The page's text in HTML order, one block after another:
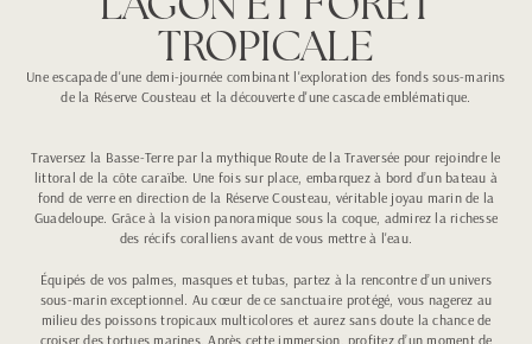
TROPICALE
Une escapade d'une demi-journée combinant l'exploration des fonds sous-marins
de la Réserve Cousteau et la découverte d'une cascade emblématique.
Traversez la Basse-Terre par la mythique Route de la Traversée pour rejoindre le
littoral de la côte caraïbe. Une fois sur place, embarquez à bord d’un bateau à
fond de verre en direction de la Réserve Cousteau, véritable joyau marin de la
Guadeloupe. Grâce à la vision panoramique sous la coque, admirez la richesse
des récifs coralliens avant de vous mettre à l'eau.
Équipés de vos palmes, masques et tubas, partez à la rencontre d’un univers
sous-marin exceptionnel. Au cœur de ce sanctuaire protégé, vous nagerez au
milieu des poissons tropicaux multicolores et aurez sans doute la chance de
croiser des tortues marines. Après cette immersion, profitez d’un moment de